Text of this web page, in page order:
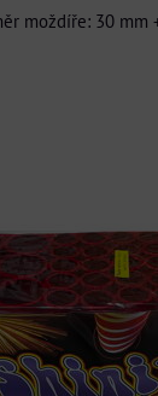
moždíře: 30 mm